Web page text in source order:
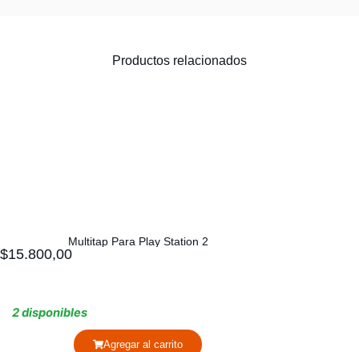
Productos relacionados
Multitap Para Play Station 2
$15.800,00
2 disponibles
Agregar al carrito